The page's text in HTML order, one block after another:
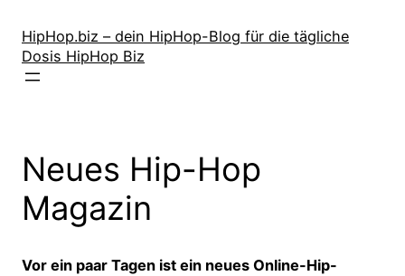
Inhalt
springen
HipHop.biz – dein HipHop-Blog für die tägliche
Dosis HipHop Biz
Neues Hip-Hop
Magazin
Vor ein paar Tagen ist ein neues Online-Hip-